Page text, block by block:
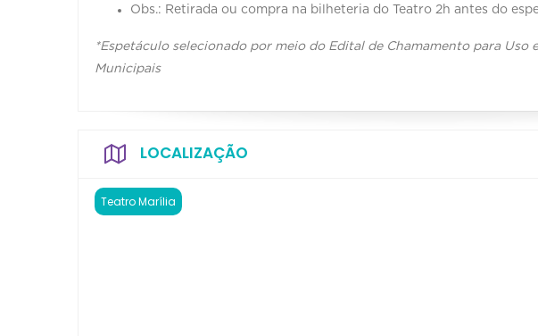
Obs.: Retirada ou compra na bilheteria do Teatro 2h antes do
*Espetáculo selecionado por meio do Edital de Chamamento para Uso
Municipais
LOCALIZAÇÃO
Teatro Marília